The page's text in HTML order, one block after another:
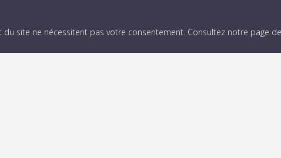
site ne nécessitent pas votre consentement. Consultez notre page